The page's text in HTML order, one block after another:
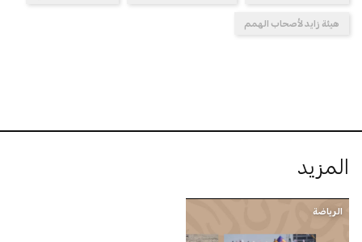
هيئة زايد لأصحاب الهمم
المزيد
الرياضة